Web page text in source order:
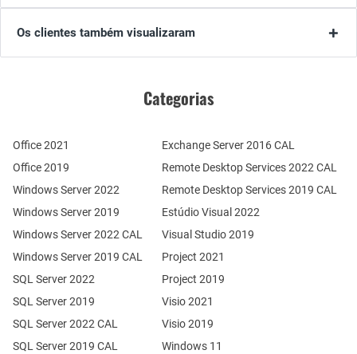
Os clientes também visualizaram
Categorias
Office 2021
Office 2019
Windows Server 2022
Windows Server 2019
SQL Server 2022
SQL Server 2019
Windows Server 2022 CAL
Windows Server 2019 CAL
SQL Server 2022 CAL
SQL Server 2019 CAL
Remote Desktop Services 2022 CAL
Remote Desktop Services 2019 CAL
Exchange Server 2016 CAL
Estúdio Visual 2022
Visual Studio 2019
Project 2021
Project 2019
Visio 2021
Visio 2019
Windows 11